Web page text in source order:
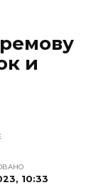
и
10:33